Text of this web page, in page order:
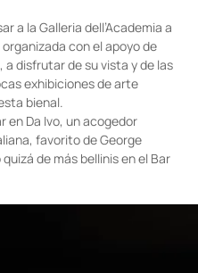
a la Galleria dell’Academia a
con el apoyo de
a disfrutar de su vista y de las
exhibiciones de arte
bienal.
en Da Ivo, un acogedor
favorito de George
de más bellinis en el Bar